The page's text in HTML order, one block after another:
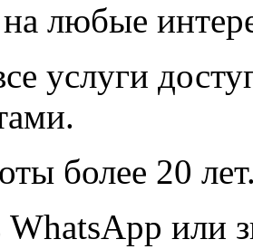
любые
услуги
более 20
или